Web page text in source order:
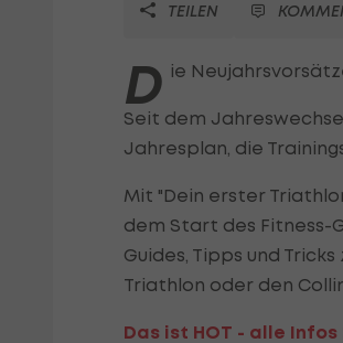
TEILEN
D ie
Seit dem
Jahresplan, die
Mit "Dein erster
dem Start des Fitness-
Guides, Tipps und
Triathlon oder den
Das ist HOT - alle Infos